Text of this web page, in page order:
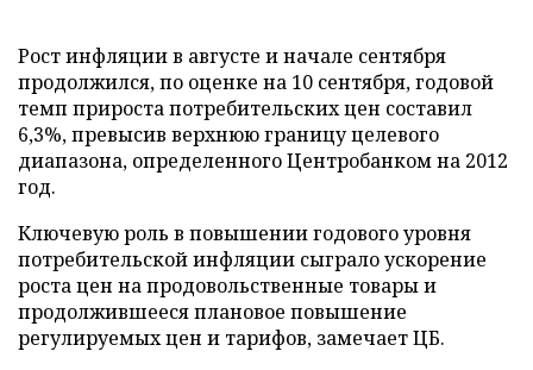
Рост инфляции в августе и начале сентября
продолжился, по оценке на 10 сентября, годовой
темп прироста потребительских цен составил
6,3%, превысив верхнюю границу целевого
диапазона, определенного Центробанком на 2012
год.
Ключевую роль в повышении годового уровня
потребительской инфляции сыграло ускорение
роста цен на продовольственные товары и
продолжившееся плановое повышение
регулируемых цен и тарифов, замечает ЦБ.